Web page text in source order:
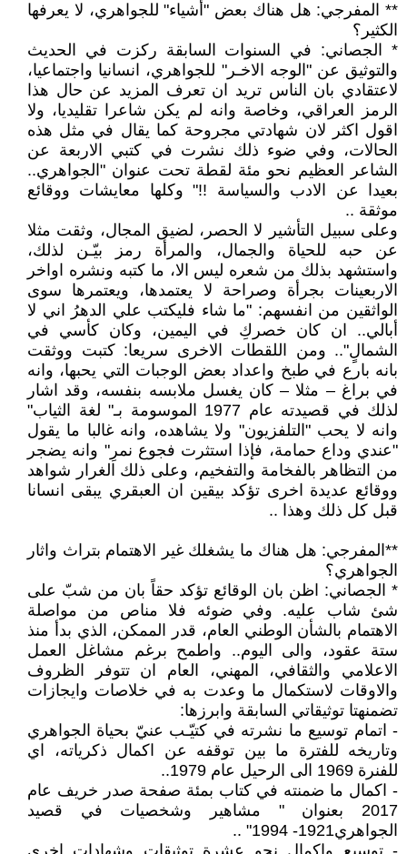
** المفرجي: هل هناك بعض "أشياء" للجواهري، لا يعرفها
الكثير؟
* الجصاني: في السنوات السابقة ركزت في الحديث
والتوثيق عن "الوجه الاخـر" للجواهري، انسانيا واجتماعيا،
لاعتقادي بان الناس تريد ان تعرف المزيد عن حال هذا
الرمز العراقي، وخاصة وانه لم يكن شاعرا تقليديا، ولا
اقول اكثر لان شهادتي مجروحة كما يقال في مثل هذه
الحالات، وفي ضوء ذلك نشرت في كتبي الاربعة عن
الشاعر العظيم نحو مئة لقطة تحت عنوان "الجواهري..
بعيدا عن الادب والسياسة !!" وكلها معايشات ووقائع
موثقة ..
وعلى سبيل التأشير لا الحصر، لضيق المجال، وثقت مثلا
عن حبه للحياة والجمال، والمرأة رمز بيّـن لذلك،
واستشهد بذلك من شعره ليس الا، ما كتبه ونشره اواخر
الاربعينات بجرأة وصراحة لا يعتمدها، ويعتمرها سوى
الواثقين من انفسهم: "ما شاء فليكتب علي الدهرُ اني لا
أبالي.. ان كان خصركِ في اليمين، وكان كأسي في
الشمالٍ".. ومن اللقطات الاخرى سريعا: كتبت ووثقت
بانه بارع في طبخ واعداد بعض الوجبات التي يحبها، وانه
في براغ – مثلا – كان يغسل ملابسه بنفسه، وقد اشار
لذلك في قصيدته عام 1977 الموسومة بـ" لغة الثياب"
وانه لا يحب "التلفزيون" ولا يشاهده، وانه غالبا ما يقول
"عندي وداع حمامة، فإذا استثرت فجوع نمرِ" وانه يضجر
من التظاهر بالفخامة والتفخيم، وعلى ذلك الغرار شواهد
ووقائع عديدة اخرى تؤكد بيقين ان العبقري يبقى انسانا
قبل كل ذلك وهذا ..
**المفرجي: هل هناك ما يشغلك غير الاهتمام بتراث واثار
الجواهري؟
* الجصاني: اظن بان الوقائع تؤكد حقاً بان من شبّ على
شئ شاب عليه. وفي ضوئه فلا مناص من مواصلة
الاهتمام بالشأن الوطني العام، قدر الممكن، الذي بدأ منذ
ستة عقود، والى اليوم.. واطمح برغم مشاغل العمل
الاعلامي والثقافي، المهني، العام ان تتوفر الظروف
والاوقات لاستكمال ما وعدت به في خلاصات وايجازات
تضمنهتا توثيقاتي السابقة وابرزها:
- اتمام توسيع ما نشرته في كتيّـب عنيّ بحياة الجواهري
وتاريخه للفترة ما بين توقفه عن اكمال ذكرياته، اي
للفنرة 1969 الى الرحيل عام 1979..
- اكمال ما ضمنته في كتاب بمئة صفحة صدر خريف عام
2017 بعنوان " مشاهير وشخصيات في قصيد
الجواهري1921- 1994" ..